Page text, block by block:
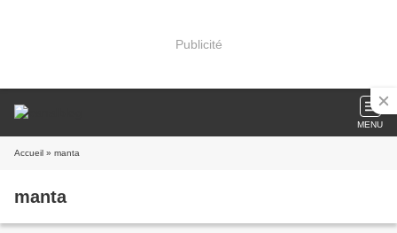
Publicité
MENU
Accueil » manta
manta